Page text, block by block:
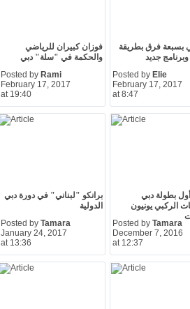
فوزان كبيران للرياضي
والحكمة في "سلة" دبي
Posted by Rami
February 17, 2017
at 19:40
بسبعة فرق بطريقة
جديد
Posted by Elie
February 17, 2017
at 8:47
برانكو "لبناني" في دورة دبي
الدولية
Posted by Tamara
January 24, 2017
at 13:36
بطولة دبي
الركبي يونيون
Posted by Tamara
December 7, 2016
at 12:37